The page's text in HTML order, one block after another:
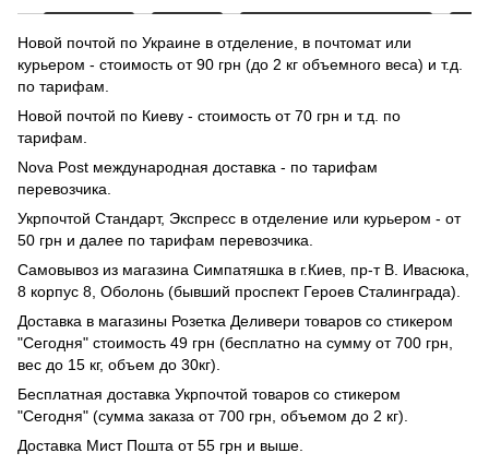
Новой почтой по Украине в отделение, в почтомат или
курьером - стоимость от 90 грн (до 2 кг объемного веса) и т.д.
по тарифам.
Новой почтой по Киеву - стоимость от 70 грн и т.д. по
тарифам.
Nova Post международная доставка - по тарифам
перевозчика.
Укрпочтой Стандарт, Экспресс в отделение или курьером - от
50 грн и далее по тарифам перевозчика.
Самовывоз из магазина Симпатяшка в г.Киев, пр-т В. Ивасюка,
8 корпус 8, Оболонь (бывший проспект Героев Сталинграда).
Доставка в магазины Розетка Деливери товаров со стикером
"Сегодня" стоимость 49 грн (бесплатно на сумму от 700 грн,
вес до 15 кг, объем до 30кг).
Бесплатная доставка Укрпочтой товаров со стикером
"Сегодня" (сумма заказа от 700 грн, объемом до 2 кг).
Доставка Мист Пошта от 55 грн и выше.